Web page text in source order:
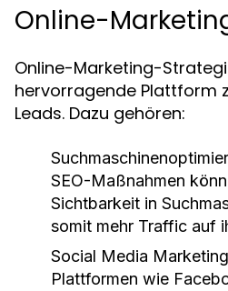
Online-
Online-Marketing-
hervorragende Plattform
Leads. Dazu gehören:
SEO-Maßnahmen
Sichtbarkeit in
somit mehr Traffic auf
Social Media
Plattformen wie